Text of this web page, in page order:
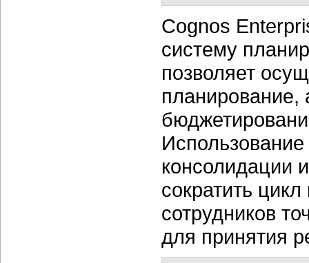
Cognos
систему
позволяет
планирование,
консолидации
сократить
сотрудников
для принятия